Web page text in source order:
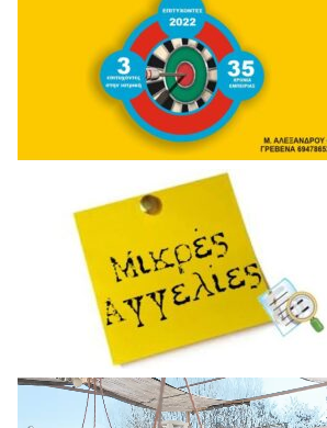
Πρόγραμμα
Αναπαραγωγής